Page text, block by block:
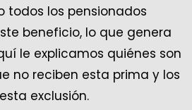
todos los pensionados
beneficio, lo que genera
le explicamos quiénes son
no reciben esta prima y los
exclusión.